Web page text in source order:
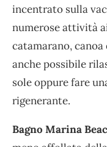
incentrato sulla
numerose attività
catamarano,
anche possibile
sole oppure fare
rigenerante.
Bagno Marina